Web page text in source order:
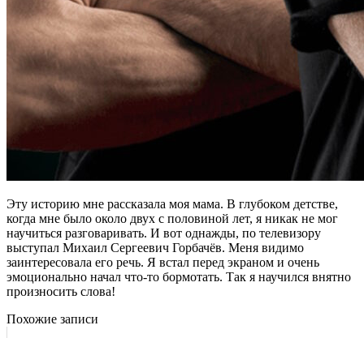
Эту историю мне рассказала моя мама. В глубоком детстве,
когда мне было около двух с половиной лет, я никак не мог
научиться разговаривать. И вот однажды, по телевизору
выступал Михаил Сергеевич Горбачёв. Меня видимо
заинтересовала его речь. Я встал перед экраном и очень
эмоционально начал что-то бормотать. Так я научился внятно
произносить слова!
Похожие записи